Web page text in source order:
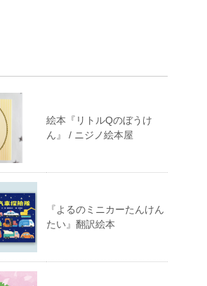
絵本『リトルQのぼうけ
ん』 / ニジノ絵本屋
『よるのミニカーたんけん
たい』翻訳絵本